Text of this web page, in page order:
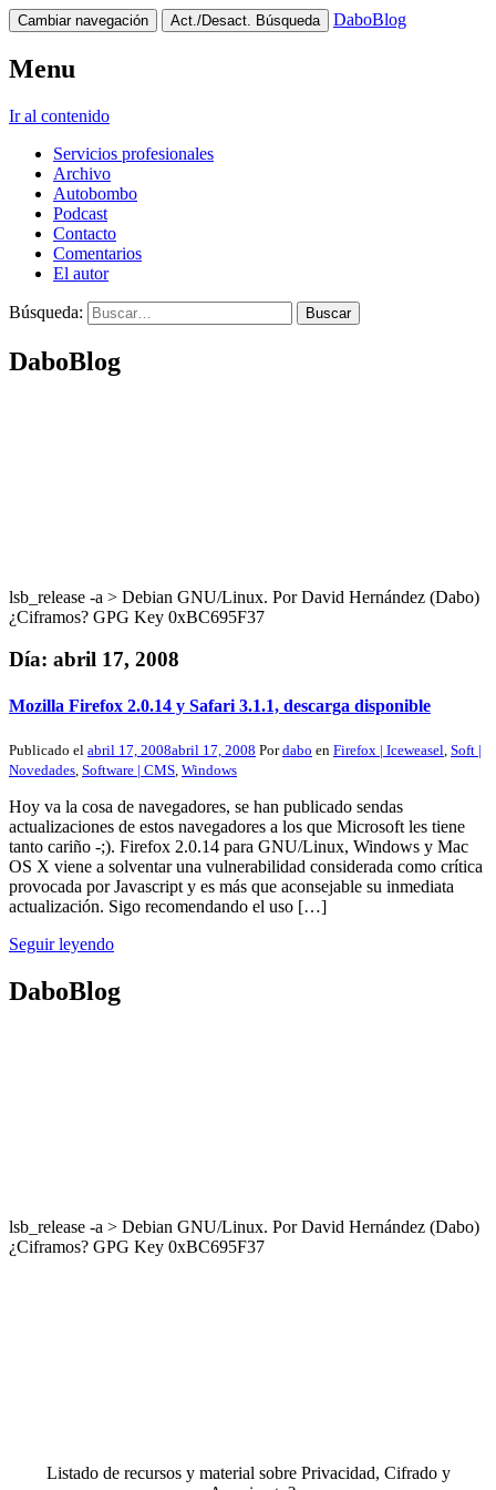
Cambiar navegación Act./Desact. Búsqueda DaboBlog
Menu
Ir al contenido
Servicios profesionales
Archivo
Autobombo
Podcast
Contacto
Comentarios
El autor
Búsqueda:
DaboBlog
lsb_release -a > Debian GNU/Linux. Por David Hernández (Dabo)
¿Ciframos? GPG Key 0xBC695F37
Día: abril 17, 2008
Mozilla Firefox 2.0.14 y Safari 3.1.1, descarga disponible
Publicado el abril 17, 2008abril 17, 2008 Pordabo en Firefox | Iceweasel Soft |
Novedades Software | CMS Windows
Hoy va la cosa de navegadores, se han publicado sendas
actualizaciones de estos navegadores a los que Microsoft les tiene
tanto cariño -;). Firefox 2.0.14 para GNU/Linux, Windows y Mac
OS X viene a solventar una vulnerabilidad considerada como crítica
provocada por Javascript y es más que aconsejable su inmediata
actualización. Sigo recomendando el uso […]
Seguir leyendo
DaboBlog
lsb_release -a > Debian GNU/Linux. Por David Hernández (Dabo)
¿Ciframos? GPG Key 0xBC695F37
Listado de recursos y material sobre Privacidad, Cifrado y